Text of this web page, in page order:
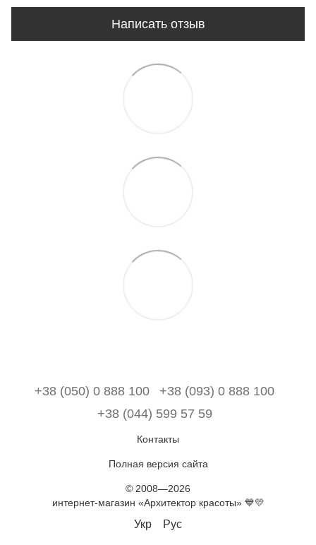
Написать отзыв
+38 (050) 0 888 100
+38 (093) 0 888 100
+38 (044) 599 57 59
Контакты
Полная версия сайта
© 2008—2026
интернет-магазин «Архитектор красоты» 💙💛
Укр Рус